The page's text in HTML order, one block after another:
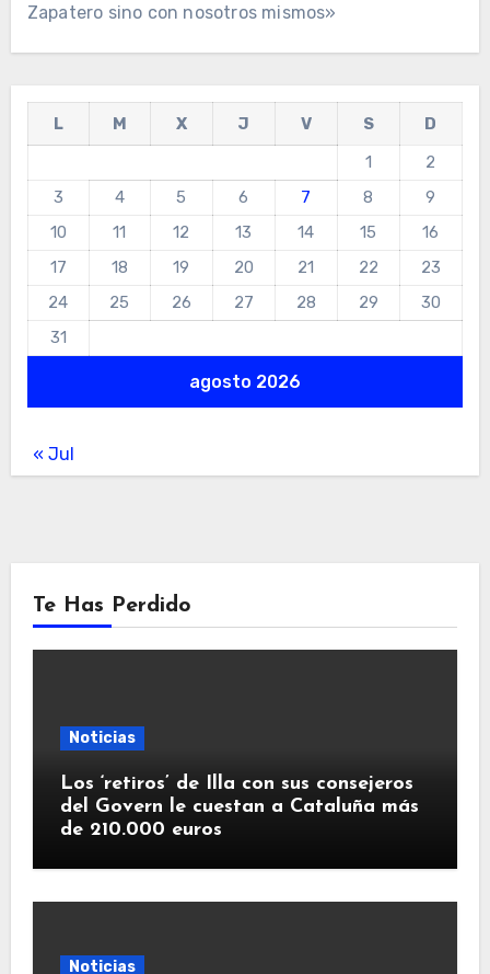
Zapatero sino con nosotros mismos»
agosto 2026
L M X J V S
D
1
2
3
4 5 6 7 8
9
10
11 12 13 14 15
16
17
18 19 20 21 22
23
24
25 26 27 28 29
30
31
« Jul
Te Has Perdido
Noticias
Los ‘retiros’ de Illa con sus consejeros
del Govern le cuestan a Cataluña más
de 210.000 euros
Noticias